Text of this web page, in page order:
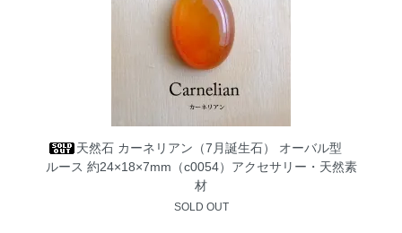
天然石 カーネリアン（7月誕生石） オーバル型
ルース 約24×18×7mm（c0054）アクセサリー・天然素
材
SOLD OUT